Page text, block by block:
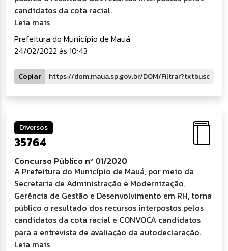
candidatos da cota racial.
Leia mais
Prefeitura do Município de Mauá
24/02/2022 às 10:43
Copiar
Diversos
35764
Concurso Público nº 01/2020
A Prefeitura do Município de Mauá, por meio da
Secretaria de Administração e Modernização,
Gerência de Gestão e Desenvolvimento em RH, torna
público o resultado dos recursos interpostos pelos
candidatos da cota racial e CONVOCA candidatos
para a entrevista de avaliação da autodeclaração.
Leia mais